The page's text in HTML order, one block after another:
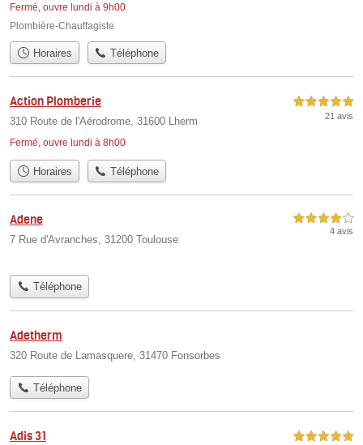
Fermé, ouvre lundi à 9h00
Plombière-Chauffagiste
Horaires Téléphone
Action Plomberie
310 Route de l'Aérodrome, 31600 Lherm
Fermé, ouvre lundi à 8h00
5,0 étoiles sur 5
21 avis
Horaires Téléphone
Adene
7 Rue d'Avranches, 31200 Toulouse
4,0 étoiles sur 5
4 avis
Téléphone
Adetherm
320 Route de Lamasquere, 31470 Fonsorbes
Téléphone
Adis 31 5,0 étoiles sur 5